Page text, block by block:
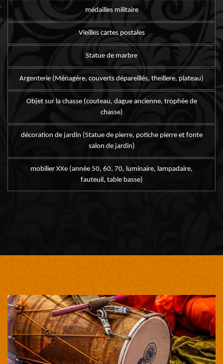
médailles militaire
Vieilles cartes postales
Statue de marbre
Argenterie (Ménagère, couverts dépareillés, theillere, plateau)
Objet sur la chasse (couteau, dague ancienne, trophée de
chasse)
décoration de jardin (Statue de pierre, potiche pierre et fonte
salon de jardin)
mobilier XXe (année 50, 60, 70, luminaire, lampadaire,
fauteuil, table basse)